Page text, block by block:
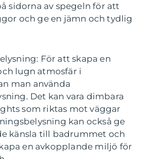
sidorna av spegeln för att
och ge en jämn och tydlig
För att skapa en
lugn atmosfär i
man använda
Det kan vara dimbara
som riktas mot väggar
kan också ge
känsla till badrummet och
en avkopplande miljö för